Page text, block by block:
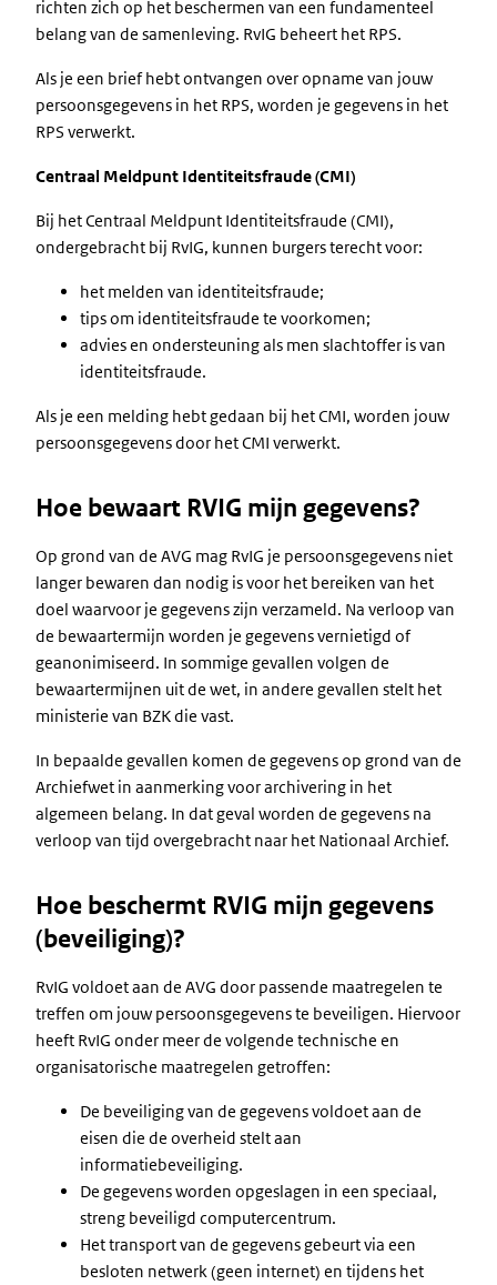
richten zich op het beschermen van een fundamenteel
belang van de samenleving. RvIG beheert het RPS.
Als je een brief hebt ontvangen over opname van jouw
persoonsgegevens in het RPS, worden je gegevens in het
RPS verwerkt.
Centraal Meldpunt Identiteitsfraude (CMI)
Bij het Centraal Meldpunt Identiteitsfraude (CMI),
ondergebracht bij RvIG, kunnen burgers terecht voor:
het melden van identiteitsfraude;
tips om identiteitsfraude te voorkomen;
advies en ondersteuning als men slachtoffer is van
identiteitsfraude.
Als je een melding hebt gedaan bij het CMI, worden jouw
persoonsgegevens door het CMI verwerkt.
Hoe bewaart RVIG mijn gegevens?
Op grond van de AVG mag RvIG je persoonsgegevens niet
langer bewaren dan nodig is voor het bereiken van het
doel waarvoor je gegevens zijn verzameld. Na verloop van
de bewaartermijn worden je gegevens vernietigd of
geanonimiseerd. In sommige gevallen volgen de
bewaartermijnen uit de wet, in andere gevallen stelt het
ministerie van BZK die vast.
In bepaalde gevallen komen de gegevens op grond van de
Archiefwet in aanmerking voor archivering in het
algemeen belang. In dat geval worden de gegevens na
verloop van tijd overgebracht naar het Nationaal Archief.
Hoe beschermt RVIG mijn gegevens
(beveiliging)?
RvIG voldoet aan de AVG door passende maatregelen te
treffen om jouw persoonsgegevens te beveiligen. Hiervoor
heeft RvIG onder meer de volgende technische en
organisatorische maatregelen getroffen:
De beveiliging van de gegevens voldoet aan de
eisen die de overheid stelt aan
informatiebeveiliging.
De gegevens worden opgeslagen in een speciaal,
streng beveiligd computercentrum.
Het transport van de gegevens gebeurt via een
besloten netwerk (geen internet) en tijdens het